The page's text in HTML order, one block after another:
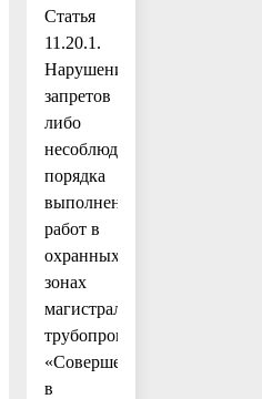
Статья
11.20.1.
Нарушение
запретов
либо
несоблюдение
порядка
выполнения
работ в
охранных
зонах
магистральных
трубопроводов:
«Совершение
в